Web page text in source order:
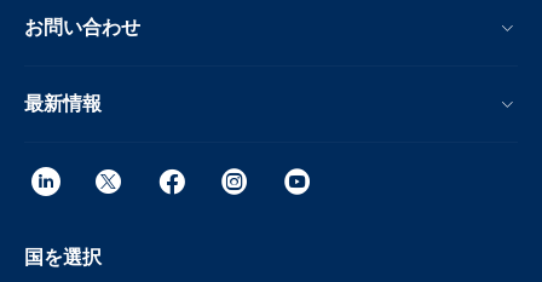
お問い合わせ
最新情報
国を選択